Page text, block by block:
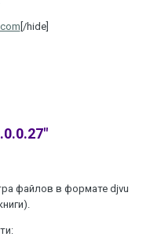
[/hide]
файлов в формате djvu